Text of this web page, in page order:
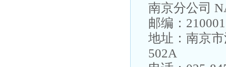
南京分公司
邮编：210001
地址：南京
502A